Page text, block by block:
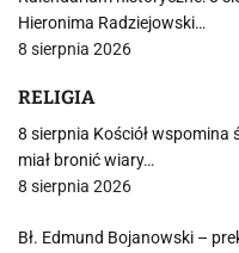
Hieronima Radziejowski…
8 sierpnia 2026
RELIGIA
8 sierpnia Kościół wspomina
miał bronić wiary…
8 sierpnia 2026
Bł. Edmund Bojanowski –